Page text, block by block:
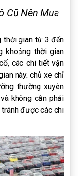
Cũ Nên Mua
thời gian từ 3 đến
khoảng thời gian
các chi tiết vận
này, chủ xe chỉ
thường xuyên
không cần phải
tránh được các chi